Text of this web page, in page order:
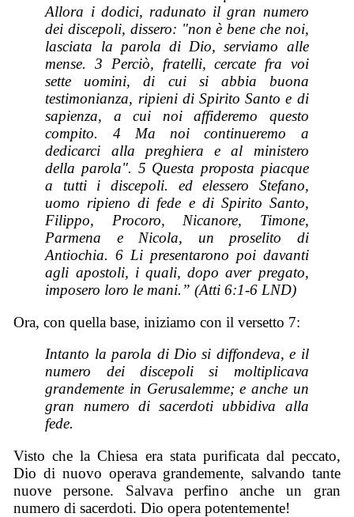
Allora i dodici, radunato il gran numero
dei discepoli, dissero: "non è bene che noi,
lasciata la parola di Dio, serviamo alle
mense. 3 Perciò, fratelli, cercate fra voi
sette uomini, di cui si abbia buona
testimonianza, ripieni di Spirito Santo e di
sapienza, a cui noi affideremo questo
compito. 4 Ma noi continueremo a
dedicarci alla preghiera e al ministero
della parola". 5 Questa proposta piacque
a tutti i discepoli. ed elessero Stefano,
uomo ripieno di fede e di Spirito Santo,
Filippo, Procoro, Nicanore, Timone,
Parmena e Nicola, un proselito di
Antiochia. 6 Li presentarono poi davanti
agli apostoli, i quali, dopo aver pregato,
imposero loro le mani.” (Atti 6:1-6 LND)
Ora, con quella base, iniziamo con il versetto 7:
Intanto la parola di Dio si diffondeva, e il
numero dei discepoli si moltiplicava
grandemente in Gerusalemme; e anche un
gran numero di sacerdoti ubbidiva alla
fede.
Visto che la Chiesa era stata purificata dal peccato,
Dio di nuovo operava grandemente, salvando tante
nuove persone. Salvava perfino anche un gran
numero di sacerdoti. Dio opera potentemente!